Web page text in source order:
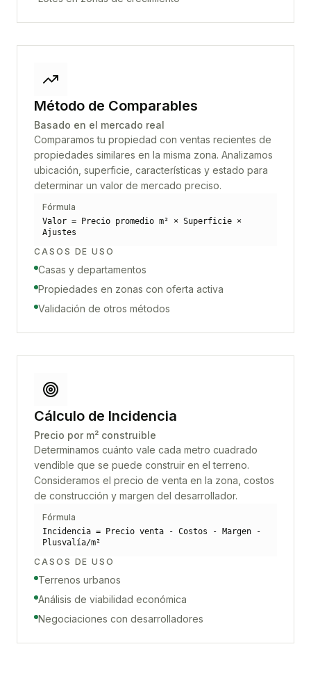
Método de Comparables
Basado en el mercado real
Comparamos tu propiedad con ventas recientes de
propiedades similares en la misma zona. Analizamos
ubicación, superficie, características y estado para
determinar un valor de mercado preciso.
Fórmula
Valor = Precio promedio m² × Superficie ×
Ajustes
CASOS DE USO
Casas y departamentos
Propiedades en zonas con oferta activa
Validación de otros métodos
Cálculo de Incidencia
Precio por m² construible
Determinamos cuánto vale cada metro cuadrado
vendible que se puede construir en el terreno.
Consideramos el precio de venta en la zona, costos
de construcción y margen del desarrollador.
Fórmula
Incidencia = Precio venta - Costos - Margen -
Plusvalía/m²
CASOS DE USO
Terrenos urbanos
Análisis de viabilidad económica
Negociaciones con desarrolladores